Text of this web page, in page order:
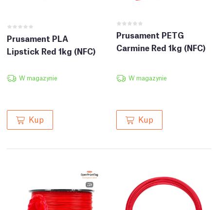
Prusament PLA
Lipstick Red 1kg (NFC)
W magazynie
Kup
Prusament PETG
Carmine Red 1kg (NFC)
W magazynie
Kup